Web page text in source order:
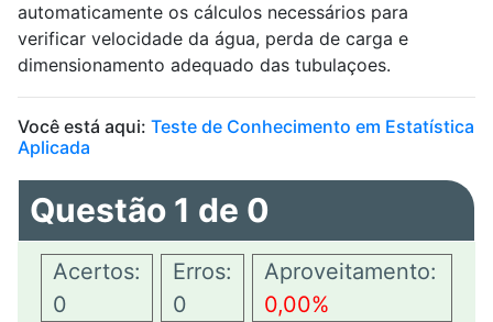
automaticamente os cálculos necessários para
verificar velocidade da água, perda de carga e
dimensionamento adequado das tubulaçoes.
Você está aqui: Teste de Conhecimento em Estatística
Aplicada
Questão 1 de 0
Acertos:
0
Erros:
0
Aproveitamento:
0,00%